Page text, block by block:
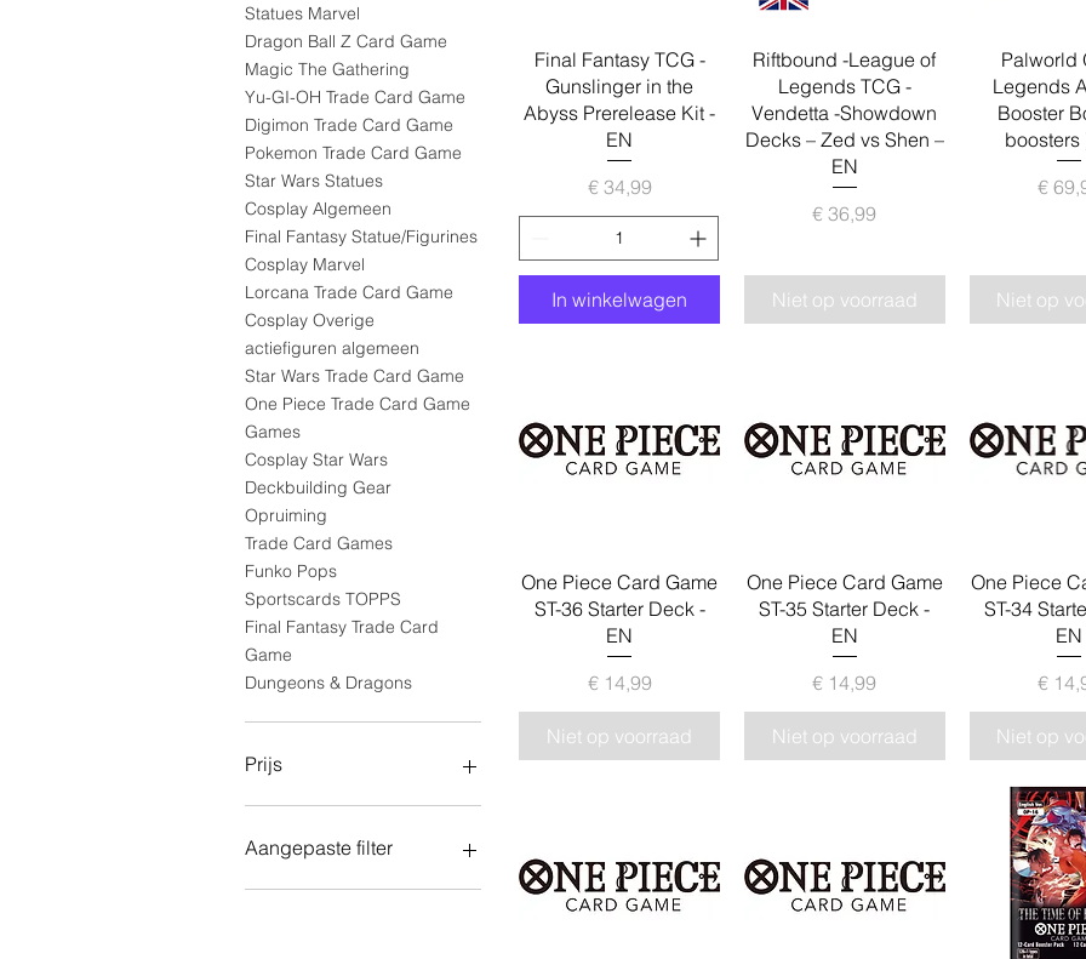
Statues Marvel
Dragon Ball Z Card Game
Magic The Gathering
Yu-GI-OH Trade Card Game
Digimon Trade Card Game
Pokemon Trade Card Game
Star Wars Statues
Cosplay Algemeen
Final Fantasy Statue/Figurines
Cosplay Marvel
Lorcana Trade Card Game
Cosplay Overige
actiefiguren algemeen
Star Wars Trade Card Game
One Piece Trade Card Game
Games
Cosplay Star Wars
Deckbuilding Gear
Opruiming
Trade Card Games
Funko Pops
Sportscards TOPPS
Final Fantasy Trade Card
Game
Dungeons & Dragons
Prijs
€ 0
Aangepaste filter
Deckbuilding Gear
Snel overzicht
Final Fantasy TCG -
Gunslinger in the
Abyss Prerelease Kit -
EN
Prijs
€ 34,99
In winkelwagen
Snel overzicht
Riftbound -League of
Legends TCG -
Vendetta -Showdown
Decks – Zed vs Shen –
EN
Prijs
€ 36,99
Niet op voorraad
Snel
Palworld
Legends
Booster
boosters
€
Niet op
Snel overzicht
One Piece Card Game
ST-36 Starter Deck -
EN
Prijs
€ 14,99
Niet op voorraad
Snel overzicht
One Piece Card Game
ST-35 Starter Deck -
EN
Prijs
€ 14,99
Niet op voorraad
Snel
One Piece
ST-34
EN
€
Niet op